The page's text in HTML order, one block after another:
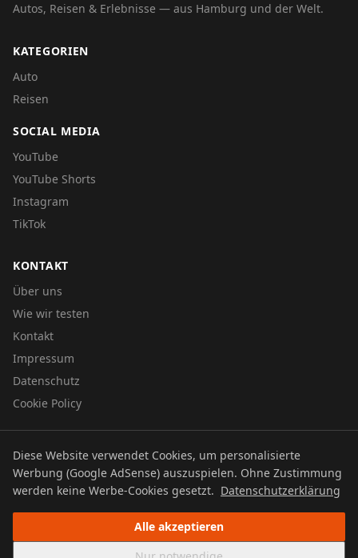
Autos, Reisen & Erlebnisse — aus Hamburg und der Welt.
KATEGORIEN
Auto
Reisen
SOCIAL MEDIA
YouTube
YouTube Shorts
Instagram
TikTok
KONTAKT
Über uns
Wie wir testen
Kontakt
Impressum
Datenschutz
Cookie Policy
© 2026 UTBOERG TV
DatenschutzImpressumCookie Policy
Diese Website verwendet Cookies, um personalisierte
Werbung (Google AdSense) auszuspielen. Ohne Zustimmung
werden keine Werbe-Cookies gesetzt. Datenschutzerklärung
Alle akzeptieren